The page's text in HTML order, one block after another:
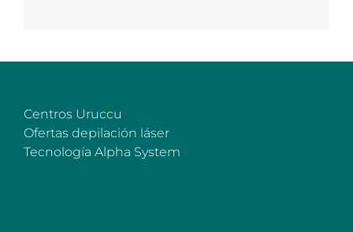
Centros Uruccu
Ofertas depilación láser
Tecnología Alpha System